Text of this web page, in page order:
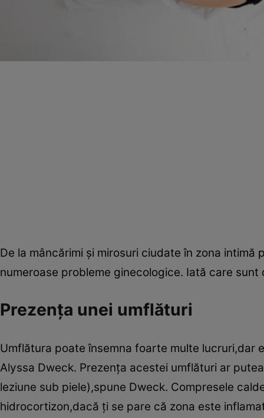
De la mâncărimi şi mirosuri ciudate în zona
numeroase probleme ginecologice. Iată care
Prezenţa unei umflături
Umflătura poate însemna foarte multe lucruri,dar
Alyssa Dweck. Prezenţa acestei umflături ar
leziune sub piele),spune Dweck. Compresele
hidrocortizon,dacă ţi se pare că zona este